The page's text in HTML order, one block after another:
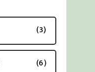
(3)
(6)